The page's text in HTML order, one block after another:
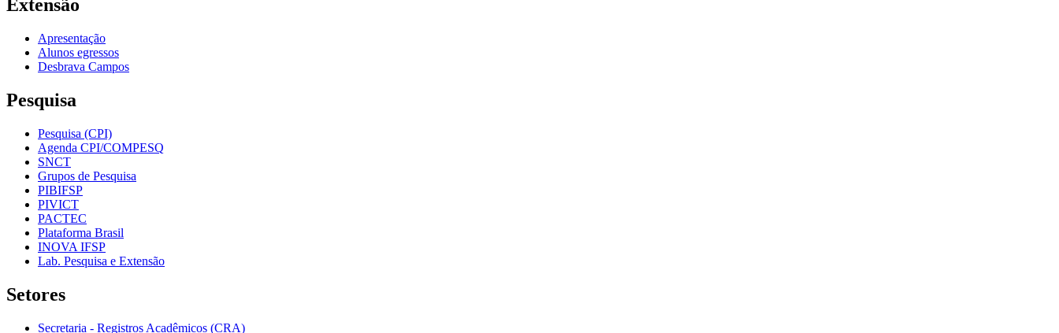
Extensão
Apresentação
Alunos egressos
Desbrava Campos
Pesquisa
Pesquisa (CPI)
Agenda CPI/COMPESQ
SNCT
Grupos de Pesquisa
PIBIFSP
PIVICT
PACTEC
Plataforma Brasil
INOVA IFSP
Lab. Pesquisa e Extensão
Setores
Secretaria - Registros Acadêmicos (CRA)